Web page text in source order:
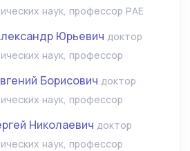
наук, профессор РАЕ
Юрьевич доктор
наук, профессор
Борисович доктор
наук, профессор
Николаевич доктор
наук, профессор